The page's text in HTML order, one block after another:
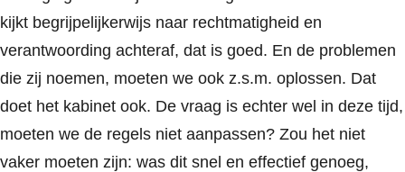
kijkt begrijpelijkerwijs naar rechtmatigheid en
verantwoording achteraf, dat is goed. En de problemen
die zij noemen, moeten we ook z.s.m. oplossen. Dat
doet het kabinet ook. De vraag is echter wel in deze tijd,
moeten we de regels niet aanpassen? Zou het niet
vaker moeten zijn: was dit snel en effectief genoeg,